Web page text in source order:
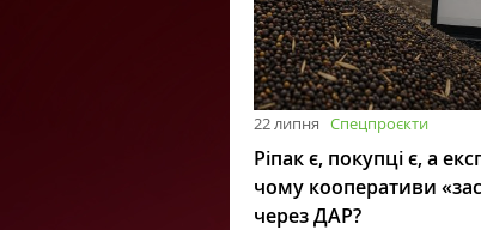
22 липня Спецпроєкти
Ріпак є, покупці є, а
чому кооперативи
через ДАР?